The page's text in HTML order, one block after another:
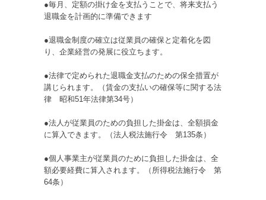
●毎月、定額の掛け金を支払うことで、将来支払う
退職金を計画的に準備できます
●退職金制度の確立は従業員の確保と定着化を図
り、企業経営の発展に役立ちます。
●法律で定められた退職金支払のための保全措置が
講じられます。（賃金の支払いの確保等に関する法
律 昭和51年法律第34号）
●法人が従業員のための負担した掛金は、全額損金
に算入できます。（法人税法施行令 第135条）
●個人事業主が従業員のために負担した掛金は、全
額必要経費に算入されます。（所得税法施行令 第
64条）